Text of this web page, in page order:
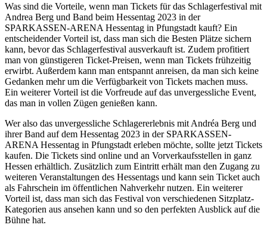
Was sind die Vorteile, wenn man Tickets für das Schlagerfestival mit
Andrea Berg und Band beim Hessentag 2023 in der
SPARKASSEN-ARENA Hessentag in Pfungstadt kauft? Ein
entscheidender Vorteil ist, dass man sich die Besten Plätze sichern
kann, bevor das Schlagerfestival ausverkauft ist. Zudem profitiert
man von günstigeren Ticket-Preisen, wenn man Tickets frühzeitig
erwirbt. Außerdem kann man entspannt anreisen, da man sich keine
Gedanken mehr um die Verfügbarkeit von Tickets machen muss.
Ein weiterer Vorteil ist die Vorfreude auf das unvergessliche Event,
das man in vollen Zügen genießen kann.
Wer also das unvergessliche Schlagererlebnis mit Andréa Berg und
ihrer Band auf dem Hessentag 2023 in der SPARKASSEN-
ARENA Hessentag in Pfungstadt erleben möchte, sollte jetzt Tickets
kaufen. Die Tickets sind online und an Vorverkaufsstellen in ganz
Hessen erhältlich. Zusätzlich zum Eintritt erhält man den Zugang zu
weiteren Veranstaltungen des Hessentags und kann sein Ticket auch
als Fahrschein im öffentlichen Nahverkehr nutzen. Ein weiterer
Vorteil ist, dass man sich das Festival von verschiedenen Sitzplatz-
Kategorien aus ansehen kann und so den perfekten Ausblick auf die
Bühne hat.